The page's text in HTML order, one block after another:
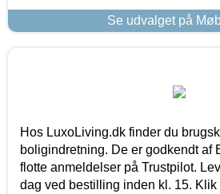
Se udvalget på
Hos LuxoLiving.dk finder du
boligindretning. De er godkendt af
flotte anmeldelser på Trustpilot.
dag ved bestilling inden kl. 15. Klik